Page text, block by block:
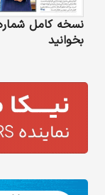
نسخه کامل شماره
بخوانید